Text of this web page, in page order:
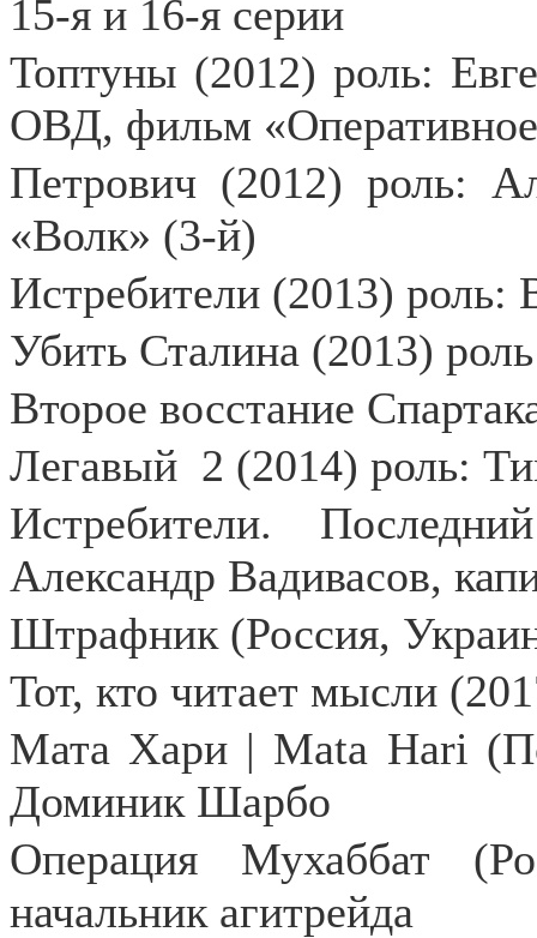
15-я и 16-я серии
Топтуны (2012) роль:
ОВД, фильм
Петрович (2012) роль:
«Волк» (3-й)
Истребители (2013) роль:
Убить Сталина (2013)
Второе восстание
Легавый 2 (2014) роль:
Истребители.
Александр Вадивасов,
Штрафник (Россия,
Тот, кто читает мысли
Мата Хари | Mata Hari
Доминик Шарбо
Операция Мухаббат
начальник агитрейда